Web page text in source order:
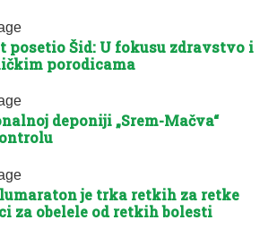
posetio Šid: U fokusu zdravstvo i
porodicama
deponiji „Srem-Mačva“
je trka retkih za retke
za obelele od retkih bolesti